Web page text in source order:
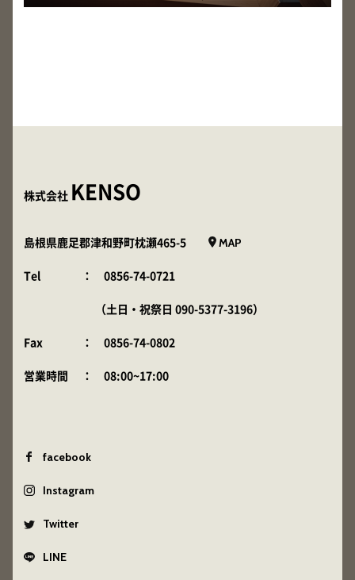
株式会社 KENSO
島根県鹿足郡津和野町枕瀬465-5 MAP
Tel ： 0856-74-0721
（土日・祝祭日 090-5377-3196）
Fax ： 0856-74-0802
営業時間 ： 08:00~17:00
facebook
Instagram
Twitter
LINE